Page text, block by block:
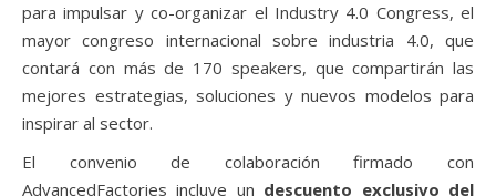
para impulsar y co-organizar el Industry 4.0 Congress, el
mayor congreso internacional sobre industria 4.0, que
contará con más de 170 speakers, que compartirán las
mejores estrategias, soluciones y nuevos modelos para
inspirar al sector.
El convenio de colaboración firmado con
AdvancedFactories incluye un descuento exclusivo del